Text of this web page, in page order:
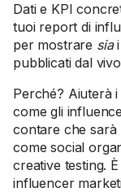
Dati e KPI
tuoi report di
per mostrare siai
pubblicati dal
Perché? Aiuterà
come gli
contare che sarà
come social
creative testing.
influencer